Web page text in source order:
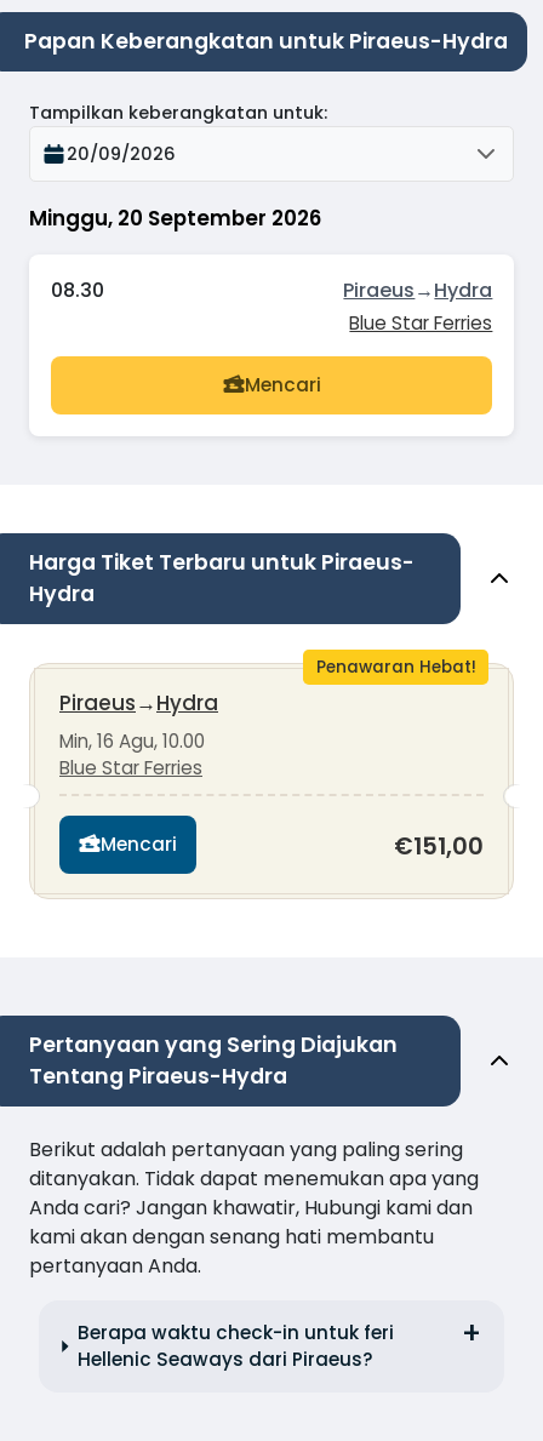
Papan Keberangkatan untuk Piraeus-Hydra
Minggu, 20 September 2026
Tampilkan keberangkatan untuk:
20/09/2026
08.30 Piraeus→Hydra
Blue Star Ferries
Mencari
Harga Tiket Terbaru untuk Piraeus-
Hydra
Penawaran Hebat!
Piraeus→Hydra
Min, 16 Agu, 10.00
Blue Star Ferries
Mencari €151,00
Pertanyaan yang Sering Diajukan
Tentang Piraeus-Hydra
Berikut adalah pertanyaan yang paling sering
ditanyakan. Tidak dapat menemukan apa yang
Anda cari? Jangan khawatir, Hubungi kami dan
kami akan dengan senang hati membantu
pertanyaan Anda.
Berapa waktu check-in untuk feri
Hellenic Seaways dari Piraeus?